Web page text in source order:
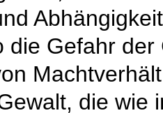
die Gefahr
die wie